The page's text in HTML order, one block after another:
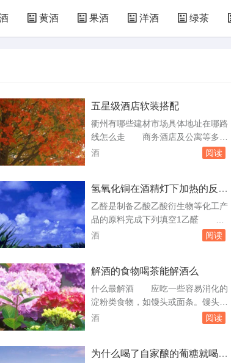
黄酒 果酒 洋酒 绿茶
五星级酒店软装搭配
衢州有哪些建材市场具体地址在哪路
线怎么走 商务酒店及公寓等多种
业态于一体的商业整合平台。开化五
站式商品交易。按五星级标准建设，
具备现代化设施，中央空调，电子显
示屏，自动扶梯等，配套设施齐全，
是当地知名的一站式购物生活家居广
酒 阅读
氢氧化铜在酒精灯下加热的反应
方程式
乙醛是制备乙酸乙酸衍生物等化工产
品的原料完成下列填空1乙醛 铜
和空气中的氧气在加热条件下反应生
2Cu+O2加热.2CuO①反应，乙醇。
在加热条件下，乙醛和新制氢氧化铜
发生氧化还原反应生成乙酸、氧化亚
铜和水，体现了乙醛的还原性，新制
酒 阅读
解酒的食物喝茶能解酒么
什么最解酒 应吃一些容易消化的
淀粉类食物，如馒头或面条。馒头可
转化成葡萄糖，有利于为人体供血并
酒，却不知就这样被“贻误”多年——
酒 阅读
为什么喝了自家酿的葡糖就喝多